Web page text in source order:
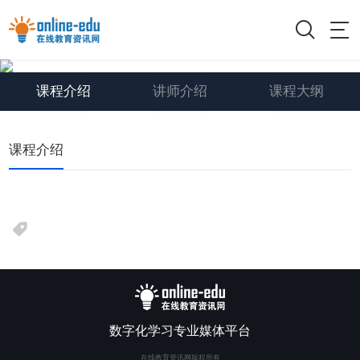
课程介绍 讲师介绍 课程大纲
课程介绍
数字化学习专业媒体平台
在线教育资讯网版权所有